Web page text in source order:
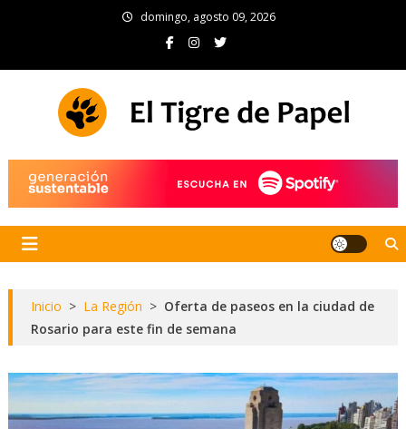
domingo, agosto 09, 2026
Inicio > La Región > Oferta de paseos en la ciudad de
Rosario para este fin de semana